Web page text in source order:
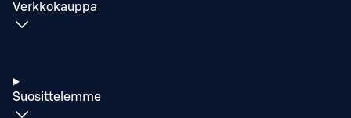
Verkkokauppa
Suosittelemme